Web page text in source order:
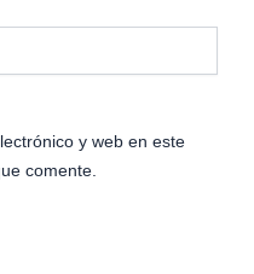
y web en este
comente.